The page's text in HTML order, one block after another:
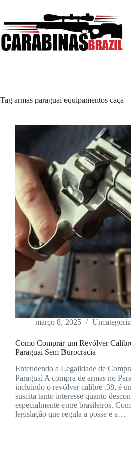
conteúdo
Tag armas paraguai equipamentos caça
março 8, 2025
Como Comprar um Revólver
Paraguai Sem Burocracia
Entendendo a Legalidade de
Paraguai A compra de armas no
incluindo o revólver calibre .38, é
suscita tanto interesse quanto
especialmente entre brasileiros.
legislação que regula a posse e a…